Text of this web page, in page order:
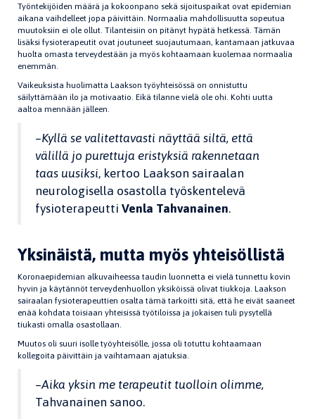
Työntekijöiden määrä ja kokoonpano sekä sijoituspaikat ovat epidemian
aikana vaihdelleet jopa päivittäin. Normaalia mahdollisuutta sopeutua
muutoksiin ei ole ollut. Tilanteisiin on pitänyt hypätä hetkessä. Tämän
lisäksi fysioterapeutit ovat joutuneet suojautumaan, kantamaan jatkuvaa
huolta omasta terveydestään ja myös kohtaamaan kuolemaa normaalia
enemmän.
Vaikeuksista huolimatta Laakson työyhteisössä on onnistuttu
säilyttämään ilo ja motivaatio. Eikä tilanne vielä ole ohi. Kohti uutta
aaltoa mennään jälleen.
–Kyllä se valitettavasti näyttää siltä, että
välillä jo purettuja eristyksiä rakennetaan
taas uusiksi, kertoo Laakson sairaalan
neurologisella osastolla työskentelevä
fysioterapeutti Venla Tahvanainen.
Yksinäistä, mutta myös yhteisöllistä
Koronaepidemian alkuvaiheessa taudin luonnetta ei vielä tunnettu kovin
hyvin ja käytännöt terveydenhuollon yksiköissä olivat tiukkoja. Laakson
sairaalan fysioterapeuttien osalta tämä tarkoitti sitä, että he eivät saaneet
enää kohdata toisiaan yhteisissä työtiloissa ja jokaisen tuli pysytellä
tiukasti omalla osastollaan.
Muutos oli suuri isolle työyhteisölle, jossa oli totuttu kohtaamaan
kollegoita päivittäin ja vaihtamaan ajatuksia.
–Aika yksin me terapeutit tuolloin olimme,
Tahvanainen sanoo.